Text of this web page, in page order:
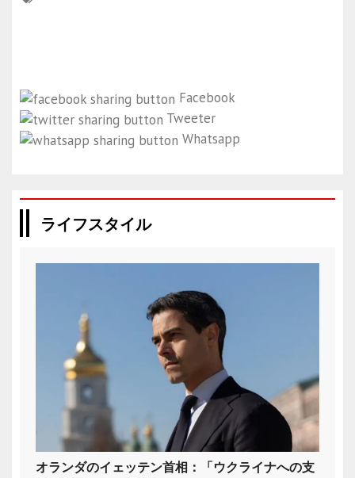
Facebook
Tweeter
Whatsapp
ライフスタイル
オランダのイェッテン首相：「ウクライナへの支